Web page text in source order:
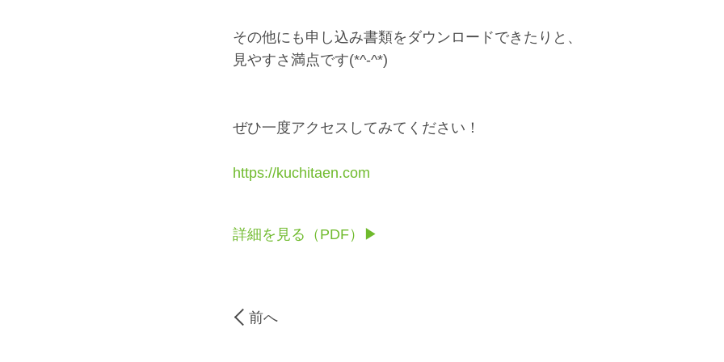
その他にも申し込み書類をダウンロードできたりと、
見やすさ満点です(*^-^*)
ぜひ一度アクセスしてみてください！
https://kuchitaen.com
詳細を見る（PDF）▶
前へ